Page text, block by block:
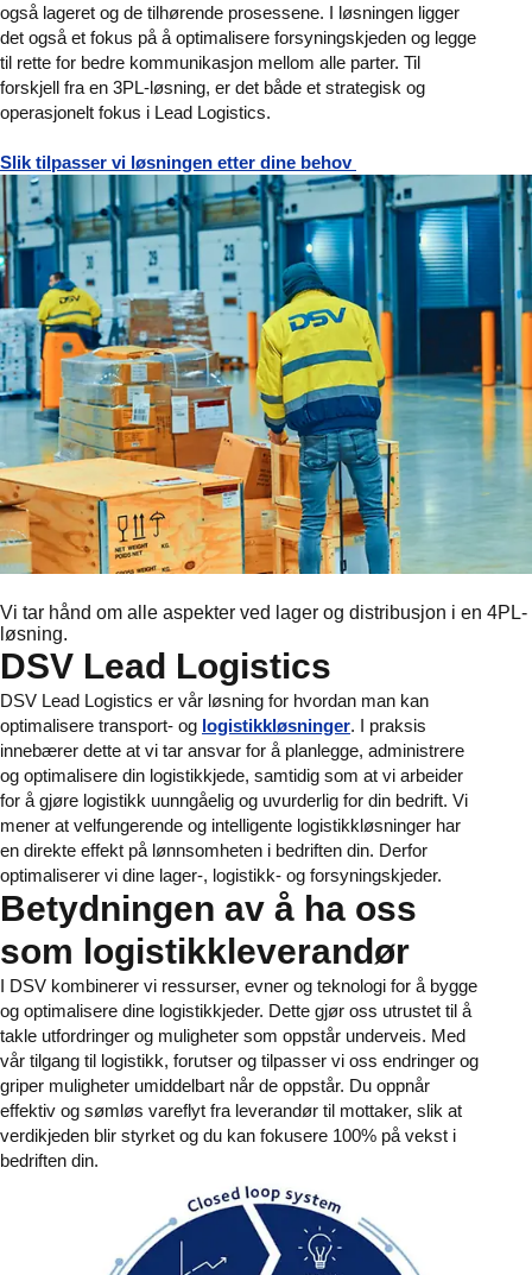
også lageret og de tilhørende prosessene. I løsningen ligger
det også et fokus på å optimalisere forsyningskjeden og legge
til rette for bedre kommunikasjon mellom alle parter. Til
forskjell fra en 3PL-løsning, er det både et strategisk og
operasjonelt fokus i Lead Logistics.
Slik tilpasser vi løsningen etter dine behov
Vi tar hånd om alle aspekter ved lager og distribusjon i en 4PL-
løsning.
DSV Lead Logistics
DSV Lead Logistics er vår løsning for hvordan man kan
optimalisere transport- og logistikkløsninger. I praksis
innebærer dette at vi tar ansvar for å planlegge, administrere
og optimalisere din logistikkjede, samtidig som at vi arbeider
for å gjøre logistikk uunngåelig og uvurderlig for din bedrift. Vi
mener at velfungerende og intelligente logistikkløsninger har
en direkte effekt på lønnsomheten i bedriften din. Derfor
optimaliserer vi dine lager-, logistikk- og forsyningskjeder.
Betydningen av å ha oss
som logistikkleverandør
I DSV kombinerer vi ressurser, evner og teknologi for å bygge
og optimalisere dine logistikkjeder. Dette gjør oss utrustet til å
takle utfordringer og muligheter som oppstår underveis. Med
vår tilgang til logistikk, forutser og tilpasser vi oss endringer og
griper muligheter umiddelbart når de oppstår. Du oppnår
effektiv og sømløs vareflyt fra leverandør til mottaker, slik at
verdikjeden blir styrket og du kan fokusere 100% på vekst i
bedriften din.